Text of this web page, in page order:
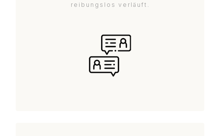
reibungslos verläuft.